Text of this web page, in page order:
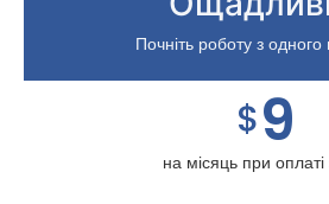
Почніть роботу з одного
$9
на місяць при оплаті